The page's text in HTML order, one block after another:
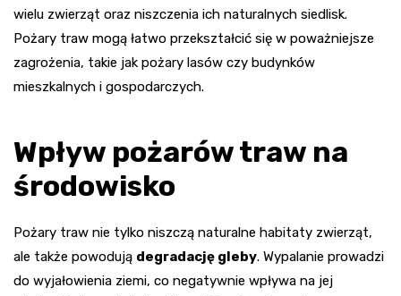
wielu zwierząt oraz niszczenia ich naturalnych siedlisk.
Pożary traw mogą łatwo przekształcić się w poważniejsze
zagrożenia, takie jak pożary lasów czy budynków
mieszkalnych i gospodarczych.
Wpływ pożarów traw na
środowisko
Pożary traw nie tylko niszczą naturalne habitaty zwierząt,
ale także powodują degradację gleby. Wypalanie prowadzi
do wyjałowienia ziemi, co negatywnie wpływa na jej